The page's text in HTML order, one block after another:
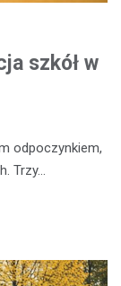
szkół w
odpoczynkiem,
Trzy…